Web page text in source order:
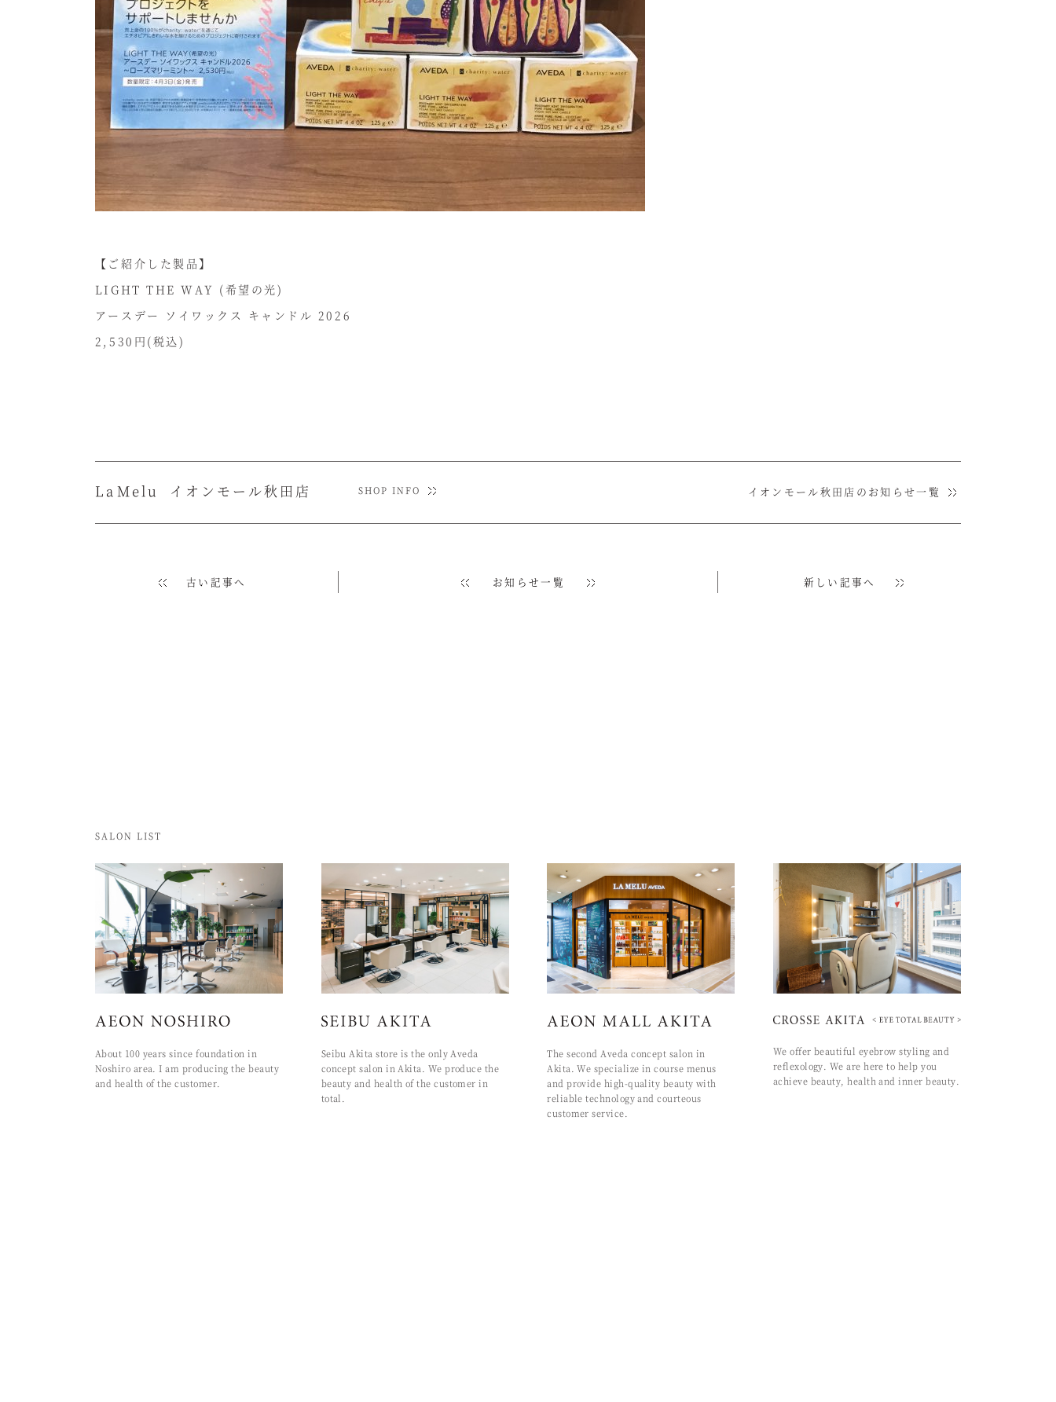
【ご紹介した製品】
LIGHT THE WAY (希望の光)
アースデー ソイワックス キャンドル 2026
2,530円(税込)
La Melu イオンモール秋田店 SHOP INFO イオンモール秋田店のお知らせ一覧
古い記事へ お知らせ一覧 新しい記事へ
SALON LIST
About 100 years since foundation in
Noshiro area. I am producing the beauty
and health of the customer.
Seibu Akita store is the only Aveda
concept salon in Akita. We produce the
beauty and health of the customer in
total.
The second Aveda concept salon in
Akita. We specialize in course menus
and provide high-quality beauty with
reliable technology and courteous
customer service.
We offer beautiful eyebrow styling and
reflexology. We are here to help you
achieve beauty, health and inner beauty.